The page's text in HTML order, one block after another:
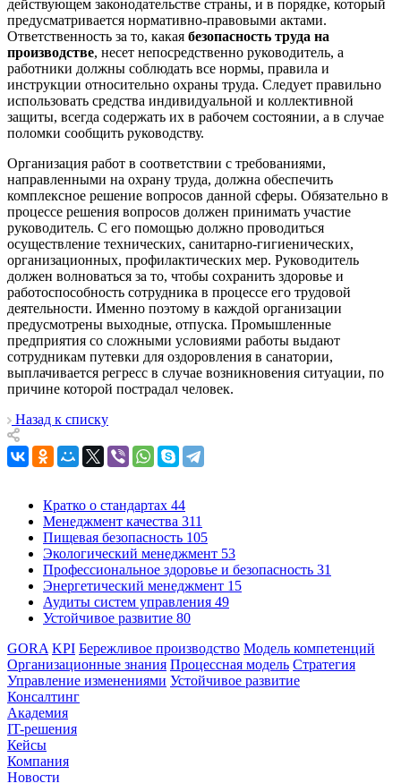
действующем законодательстве страны, и в порядке, который
предусматривается нормативно-правовыми актами.
Ответственность за то, какая безопасность труда на
производстве, несет непосредственно руководитель, а
работники должны соблюдать все нормы, правила и
инструкции относительно охраны труда. Следует правильно
использовать средства индивидуальной и коллективной
защиты, всегда содержать их в рабочем состоянии, а в случае
поломки сообщить руководству.
Организация работ в соответствии с требованиями,
направленными на охрану труда, должна обеспечить
комплексное решение вопросов данной сферы. Обязательно в
процессе решения вопросов должен принимать участие
руководитель. С его помощью должно проводиться
осуществление технических, санитарно-гигиенических,
организационных, профилактических мер. Руководитель
должен волноваться за то, чтобы сохранить здоровье и
работоспособность сотрудника в процессе его трудовой
деятельности. Именно поэтому в каждой организации
предусмотрены выходные, отпуска. Промышленные
предприятия со сложными условиями работы выдают
сотрудникам путевки для оздоровления в санатории,
выплачивается регресс в случае возникновения ситуации, по
причине которой пострадал человек.
Назад к списку
Кратко о стандартах 44
Менеджмент качества 311
Пищевая безопасность 105
Экологический менеджмент 53
Профессиональное здоровье и безопасность 31
Энергетический менеджмент 15
Аудиты систем управления 49
Устойчивое развитие 80
GORA KPI Бережливое производство Модель компетенций
Организационные знания Процессная модель Стратегия
Управление изменениями Устойчивое развитие
Консалтинг
Академия
IT-решения
Кейсы
Компания
Новости